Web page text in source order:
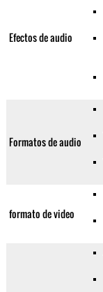
Efectos de audio
Formatos de audio
formato de video